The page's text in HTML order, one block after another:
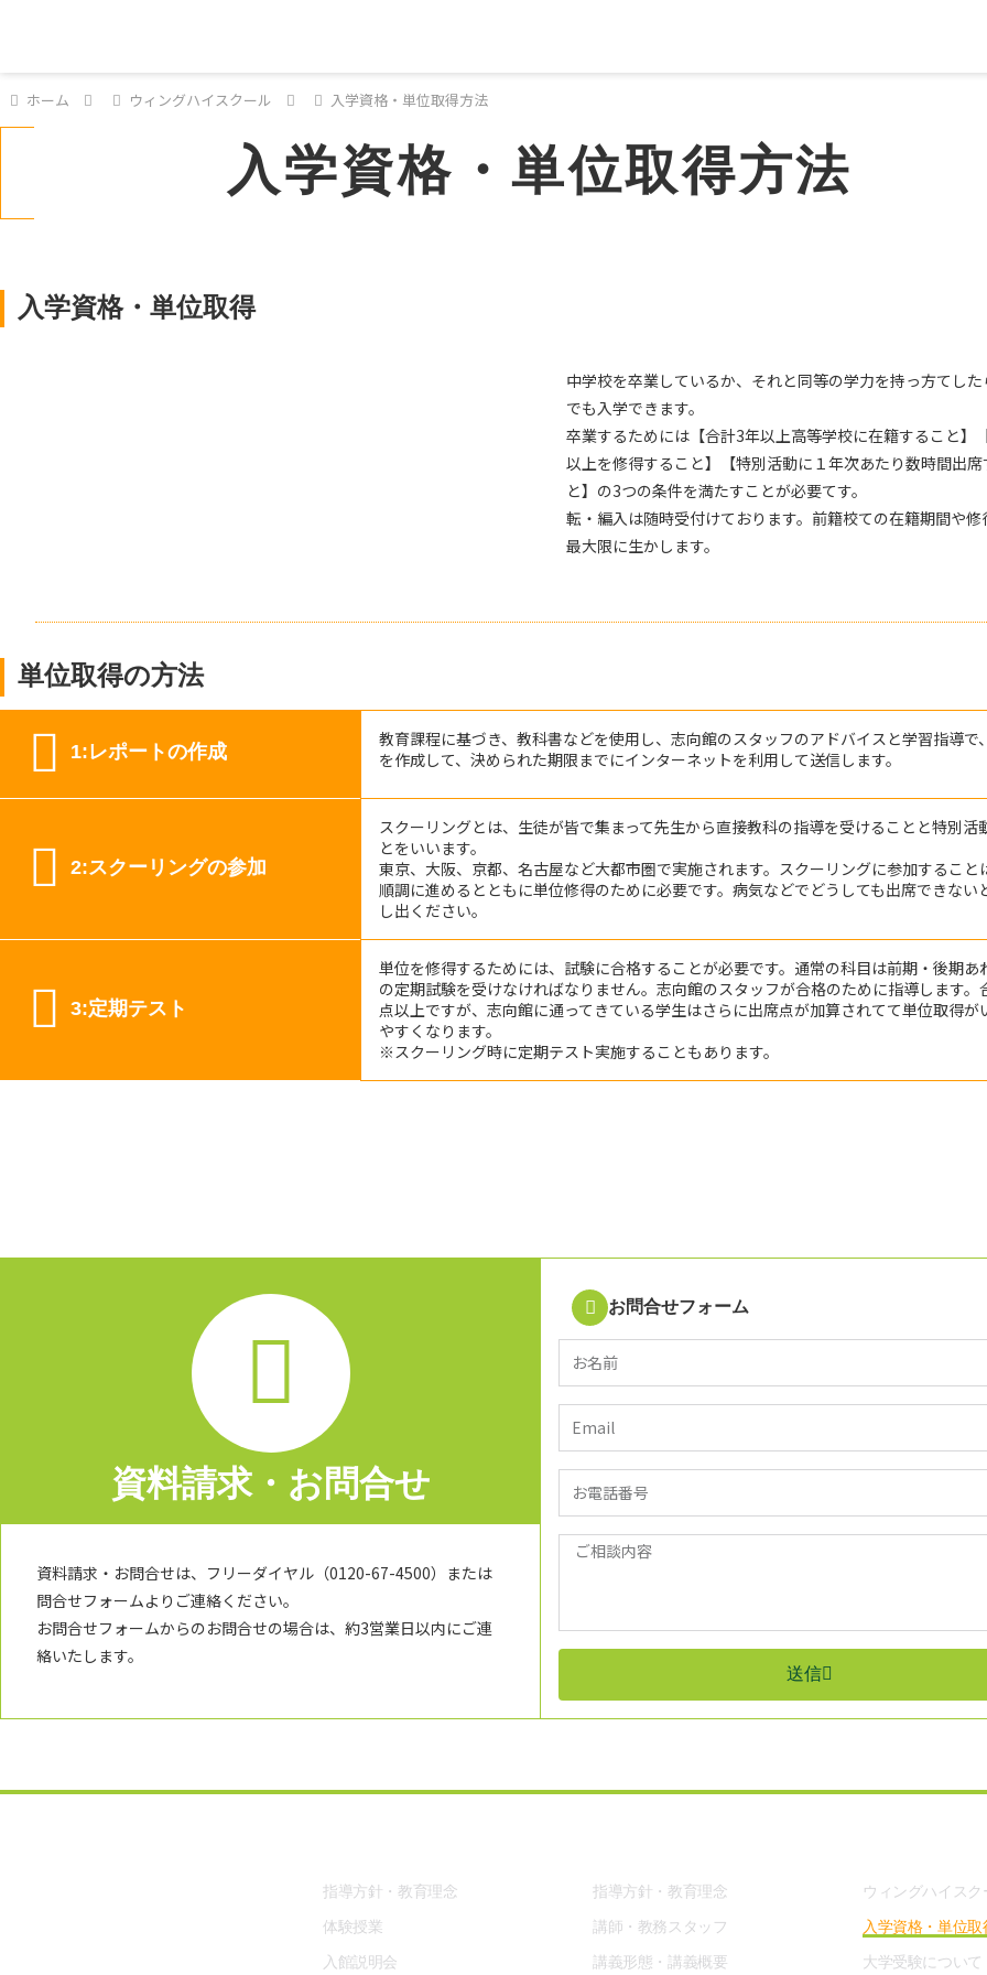
ホーム ウィングハイスクール 入学資格・単位取得方法
入学資格・単位取得方法
入学資格・単位取得
中学校を卒業しているか、それと同等の学力を持っ方てし
でも入学できます。
卒業するためには【合計3年以上高等学校に在籍すること】
以上を修得すること】【特別活動に１年次あたり数時間出席
と】の3つの条件を満たすことが必要てす。
転・編入は随時受付けております。前籍校ての在籍期間や修
最大限に生かします。
単位取得の方法
1:レポートの作成
教育課程に基づき、教科書などを使用し、志向館のスタッフのアドバイスと学習指導で
を作成して、決められた期限までにインターネットを利用して送信します。
2:スクーリングの参加
スクーリングとは、生徒が皆で集まって先生から直接教科の指導を受けることと特別活
とをいいます。
東京、大阪、京都、名古屋など大都市圏で実施されます。スクーリングに参加すること
順調に進めるとともに単位修得のために必要です。病気などでどうしても出席できない
し出ください。
3:定期テスト
単位を修得するためには、試験に合格することが必要です。通常の科目は前期・後期あ
の定期試験を受けなければなりません。志向館のスタッフが合格のために指導します。
点以上ですが、志向館に通ってきている学生はさらに出席点が加算されてて単位取得が
やすくなります。
※スクーリング時に定期テスト実施することもあります。
資料請求・お問合せ
資料請求・お問合せは、フリーダイヤル（0120-67-4500）または
問合せフォームよりご連絡ください。
お問合せフォームからのお問合せの場合は、約3営業日以内にご連
絡いたします。
お問合せフォーム
送信
指導方針・教育理念
体験授業
入館説明会
指導方針・教育理念
講師・教務スタッフ
講義形態・講義概要
ウィングハイスク
入学資格・単位取
大学受験について